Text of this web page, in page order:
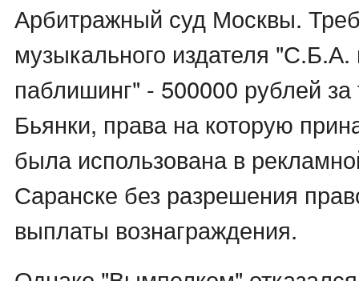
Арбитражный суд Москвы.
музыкального издателя
паблишинг" - 500000 рублей за
Бьянки, права на которую
была использована в
Саранске без разрешения
выплаты вознаграждения.